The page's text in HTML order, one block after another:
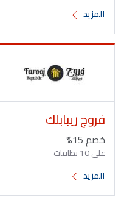
المزيد
فروج ريبابلك
خصم 15%
على 10 بطاقات
المزيد